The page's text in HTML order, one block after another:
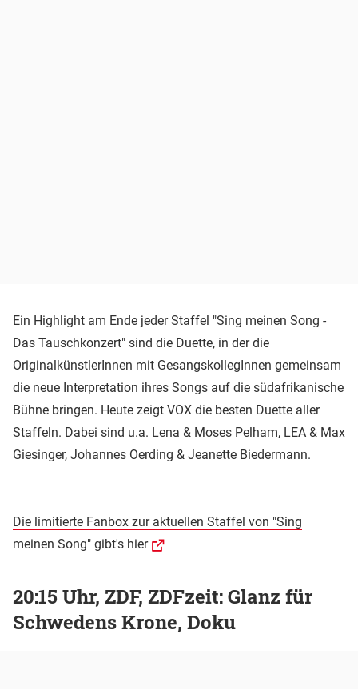
Ein Highlight am Ende jeder Staffel "Sing meinen Song -
Das Tauschkonzert" sind die Duette, in der die
OriginalkünstlerInnen mit GesangskollegInnen gemeinsam
die neue Interpretation ihres Songs auf die südafrikanische
Bühne bringen. Heute zeigt VOX die besten Duette aller
Staffeln. Dabei sind u.a. Lena & Moses Pelham, LEA & Max
Giesinger, Johannes Oerding & Jeanette Biedermann.
Die limitierte Fanbox zur aktuellen Staffel von "Sing
meinen Song" gibt's hier
20:15 Uhr, ZDF, ZDFzeit: Glanz für
Schwedens Krone, Doku